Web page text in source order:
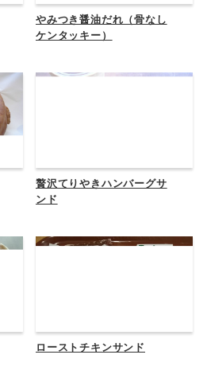
やみつき醤油だれ（骨なし
ケンタッキー）
贅沢てりやきハンバーグサ
ンド
ローストチキンサンド